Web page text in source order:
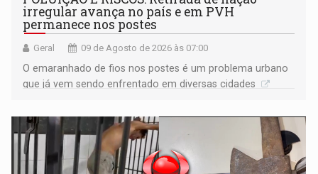
irregular avança no país e em PVH
permanece nos postes
Geral 09 de Agosto de 2026 às 07:00
O emaranhado de fios nos postes é um problema urbano
que já vem sendo enfrentado em diversas cidades